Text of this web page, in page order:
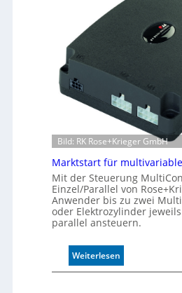
k
e
g
e
s
o
r
ü
b
r
a
Bild: RK Rose+Krieger GmbH
Marktstart für
Mit der Steuerung
Einzel/Parallel von
Anwender bis zu zwei
oder Elektrozylinder
parallel ansteuern.
Weiterlesen
M